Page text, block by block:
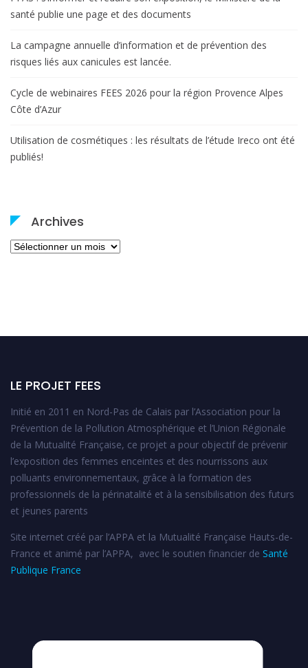
santé publie une page et des documents
La campagne annuelle d’information et de prévention des
risques liés aux canicules est lancée.
Cycle de webinaires FEES 2026 pour la région Provence Alpes
Côte d’Azur
Utilisation de cosmétiques : les résultats de l’étude Ireco ont été
publiés!
Archives
Archives
LE PROJET FEES
Initié en 2011 en Nord-Pas de Calais par l’Association pour la
Prévention de la Pollution Atmosphérique et l’Union Régionale
de la Mutualité Française, ce projet a pour objectif de prévenir
l’exposition des femmes enceintes et des nourrissons aux
polluants environnementaux, grâce à la formation des
professionnels de la périnatalité et à la sensibilisation des futurs
et jeunes parents
Site internet créé par l’APPA et la Mutualité Française Hauts-de-
France et animé par l’APPA, avec le soutien financier de Santé
Publique France